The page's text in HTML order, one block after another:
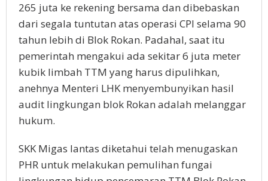
265 juta ke rekening bersama dan dibebaskan
dari segala tuntutan atas operasi CPI selama 90
tahun lebih di Blok Rokan. Padahal, saat itu
pemerintah mengakui ada sekitar 6 juta meter
kubik limbah TTM yang harus dipulihkan,
anehnya Menteri LHK menyembunyikan hasil
audit lingkungan blok Rokan adalah melanggar
hukum.
SKK Migas lantas diketahui telah menugaskan
PHR untuk melakukan pemulihan fungai